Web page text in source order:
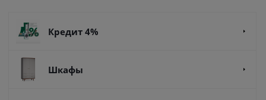
Кредит 4%
Шкафы